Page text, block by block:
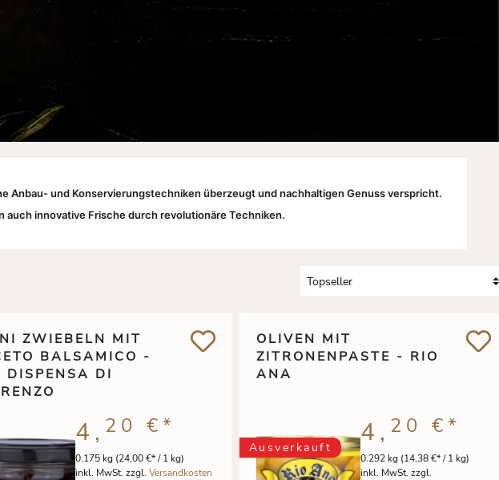
Anbau- und Konservierungstechniken überzeugt und nachhaltigen Genuss verspricht.
innovative Frische durch revolutionäre Techniken.
ZWIEBELN MIT
BALSAMICO -
DISPENSA DI
0.175 kg (24,00 €* / 1 kg)
inkl. MwSt. zzgl. Versandkosten
4, 20 €*
OLIVEN MIT
ZITRONENPASTE - RIO
ANA
Ausverkauft
0.292 kg (14,38 €* / 1 kg)
inkl. MwSt. zzgl.
4, 20 €*